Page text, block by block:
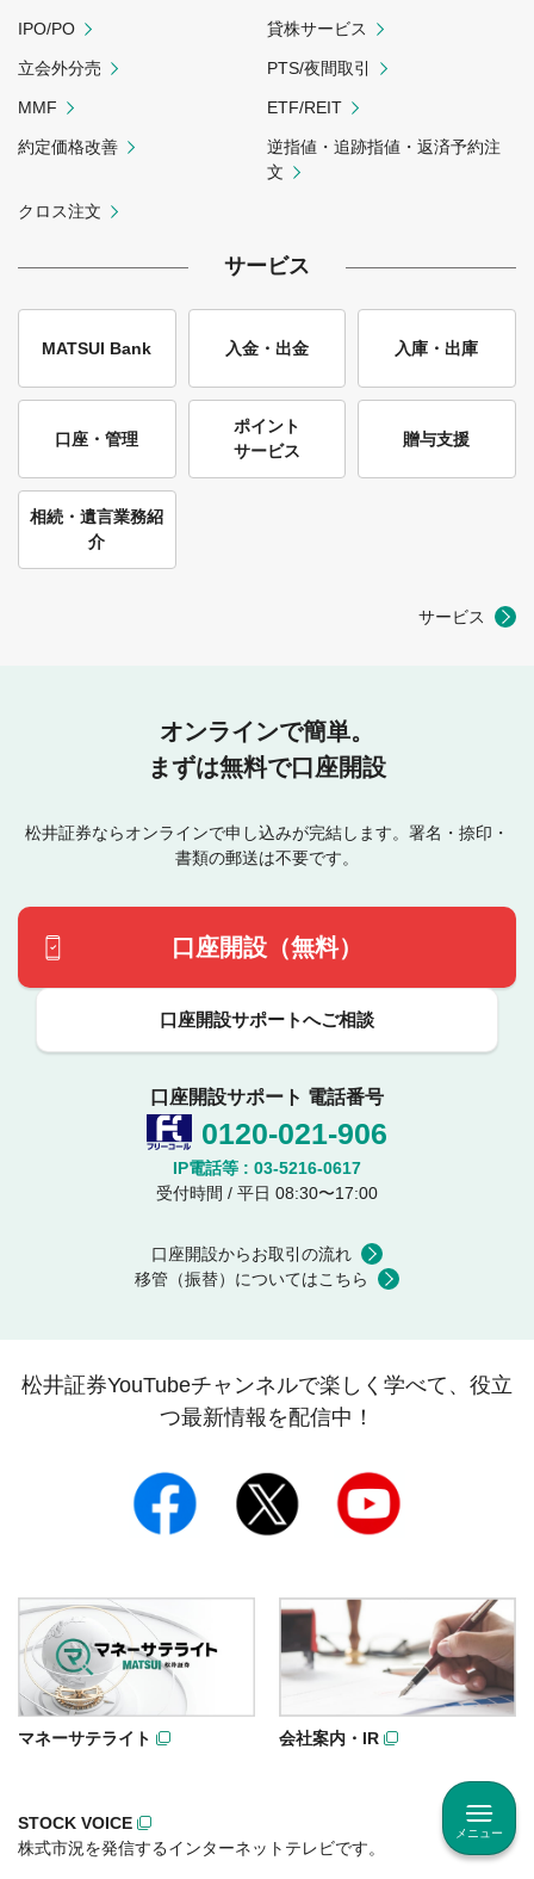
メニュー
IPO/PO 貸株サービス
立会外分売 PTS/夜間取引
MMF ETF/REIT
約定価格改善
逆指値・追跡指値・返済予約注
文
クロス注文
サービス
MATSUI Bank 入金・出金 入庫・出庫
口座・管理
ポイント
サービス
贈与支援
相続・遺言業務紹
介
サービス
オンラインで簡単。
まずは無料で口座開設
松井証券ならオンラインで申し込みが完結します。署名・捺印・
書類の郵送は不要です。
口座開設（無料）
口座開設サポートへご相談
口座開設サポート 電話番号
0120-021-906
IP電話等 : 03-5216-0617
受付時間 / 平日 08:30〜17:00
口座開設からお取引の流れ
移管（振替）についてはこちら
松井証券YouTubeチャンネルで楽しく学べて、役立
つ最新情報を配信中！
マネーサテライト 会社案内・IR
STOCK VOICE
株式市況を発信するインターネットテレビです。